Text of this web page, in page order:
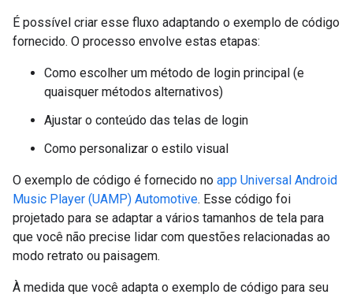
É possível criar esse fluxo adaptando o exemplo de código
fornecido. O processo envolve estas etapas:
Como escolher um método de login principal (e
quaisquer métodos alternativos)
Ajustar o conteúdo das telas de login
Como personalizar o estilo visual
O exemplo de código é fornecido no app Universal Android
Music Player (UAMP) Automotive. Esse código foi
projetado para se adaptar a vários tamanhos de tela para
que você não precise lidar com questões relacionadas ao
modo retrato ou paisagem.
À medida que você adapta o exemplo de código para seu